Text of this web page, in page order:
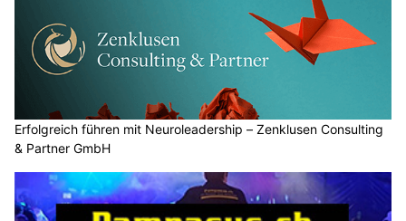
Erfolgreich führen mit Neuroleadership – Zenklusen Consulting
& Partner GmbH